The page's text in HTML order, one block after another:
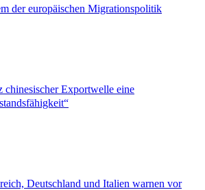
der europäischen Migrationspolitik
chinesischer Exportwelle eine
Deutschland und Italien warnen vor